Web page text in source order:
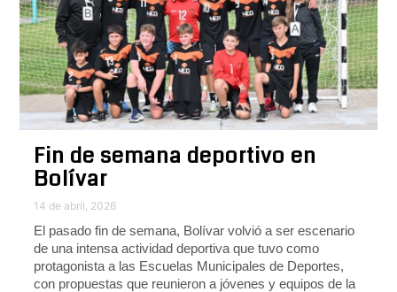
Fin de semana deportivo en
Bolívar
14 de abril, 2026
El pasado fin de semana, Bolívar volvió a ser escenario
de una intensa actividad deportiva que tuvo como
protagonista a las Escuelas Municipales de Deportes,
con propuestas que reunieron a jóvenes y equipos de la